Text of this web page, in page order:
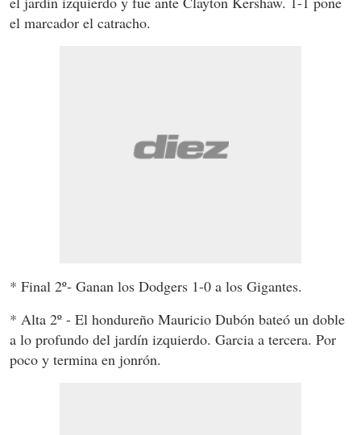
el marcador el catracho.
* Final 2º- Ganan los Dodgers 1-0 a los Gigantes.
* Alta 2º - El hondureño Mauricio Dubón bateó un doble
a lo profundo del jardín izquierdo. Garcia a tercera. Por
poco y termina en jonrón.